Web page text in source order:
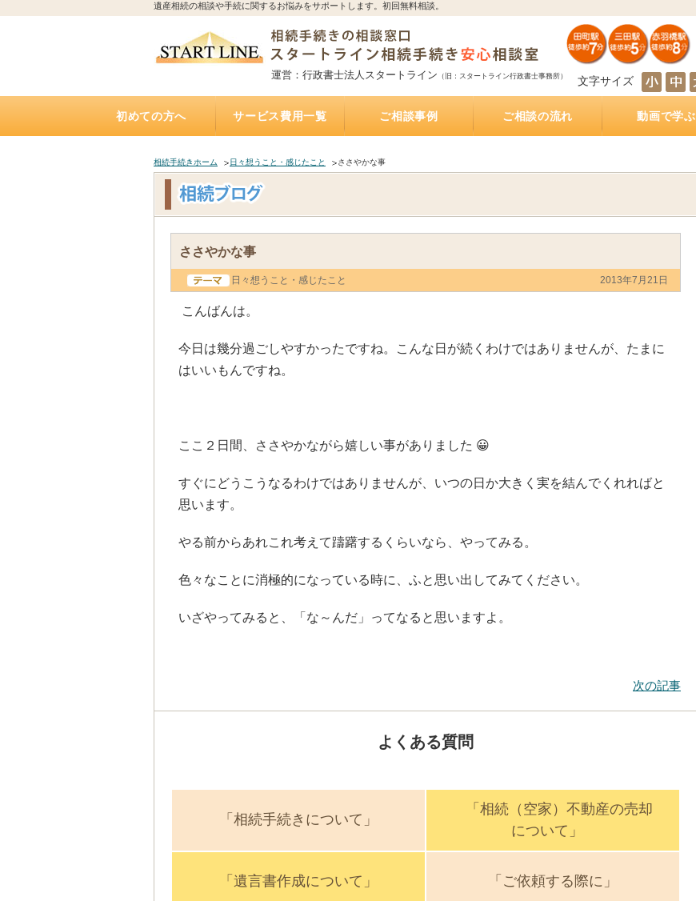
遺産相続の相談や手続に関するお悩みをサポートします。初回無料相談。
運営：行政書士法人スタートライン （旧：スタートライン行政書士事務所） 文字サイズ
初めての方へ
どれくらいかかるの？
すれば？費用はどれくらいかかるの？
れば？費用はどれくらいかかるの？
れば？費用はどれくらいかかるの？
ば？費用はいくら？（相続不動産・空家売却）
かかる税金
用は？（専門家が解説）
かかるの？（公正証書遺言）
続
理・売却を依頼すれば？費用は？
依頼すれば？費用は？
（全国対応）
サービス費用一覧 ご相談事例 ご相談の流れ 動画で学ぶ
相続手続きホーム 日々想うこと・感じたこと ささやかな事
ささやかな事
日々想うこと・感じたこと 2013年7月21日
こんばんは。
今日は幾分過ごしやすかったですね。こんな日が続くわけではありませんが、たまに
はいいもんですね。
ここ２日間、ささやかながら嬉しい事がありました 😀
すぐにどうこうなるわけではありませんが、いつの日か大きく実を結んでくれればと
思います。
やる前からあれこれ考えて躊躇するくらいなら、やってみる。
色々なことに消極的になっている時に、ふと思い出してみてください。
いざやってみると、「な～んだ」ってなると思いますよ。
次の記事
よくある質問
「相続手続きについて」
「相続（空家）不動産の売却
について」
「遺言書作成について」 「ご依頼する際に」